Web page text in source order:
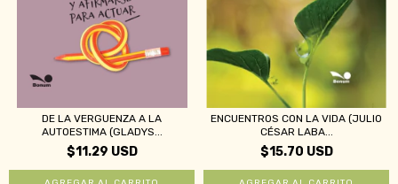
DE LA VERGUENZA A LA
AUTOESTIMA (GLADYS...
$11.29 USD
ENCUENTROS CON LA VIDA (JULIO
CÉSAR LABA...
$15.70 USD